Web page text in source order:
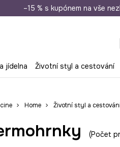
zdarma při nákupu nad 1 200 Kč
–15 % s kupónem na vše
jídelna Životní styl a cestování
Home Životní styl a
Počet